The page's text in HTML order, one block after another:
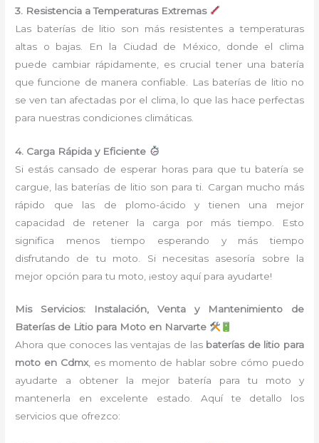
3. Resistencia a Temperaturas Extremas
Las baterías de litio son más resistentes a temperaturas
altas o bajas. En la Ciudad de México, donde el clima
puede cambiar rápidamente, es crucial tener una batería
que funcione de manera confiable. Las baterías de litio no
se ven tan afectadas por el clima, lo que las hace perfectas
para nuestras condiciones climáticas.
4. Carga Rápida y Eficiente
Si estás cansado de esperar horas para que tu batería se
cargue, las baterías de litio son para ti. Cargan mucho más
rápido que las de plomo-ácido y tienen una mejor
capacidad de retener la carga por más tiempo. Esto
significa menos tiempo esperando y más tiempo
disfrutando de tu moto. Si necesitas asesoría sobre la
mejor opción para tu moto, ¡estoy aquí para ayudarte!
Mis Servicios: Instalación, Venta y Mantenimiento de
Baterías de Litio para Moto en Narvarte
Ahora que conoces las ventajas de las baterías de litio para
moto en Cdmx, es momento de hablar sobre cómo puedo
ayudarte a obtener la mejor batería para tu moto y
mantenerla en excelente estado. Aquí te detallo los
servicios que ofrezco: